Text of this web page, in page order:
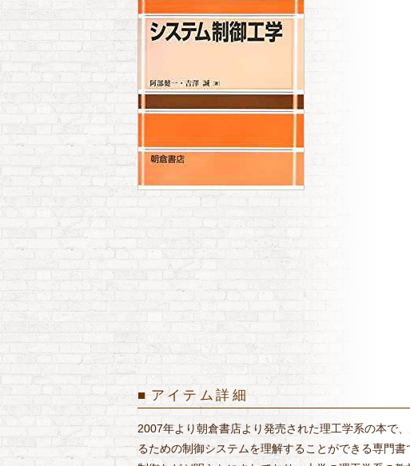
アイテム詳細
2007年より朝倉書店より発売された理工学系の本で
るための制御システムを理解することができる専門